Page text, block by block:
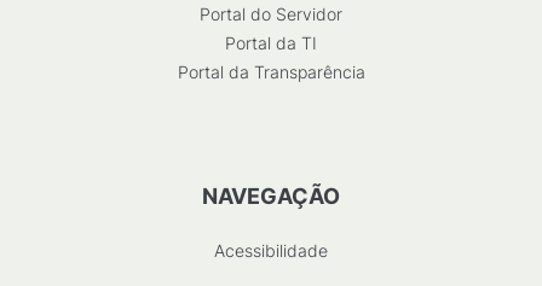
Portal do Servidor
Portal da TI
Portal da Transparência
NAVEGAÇÃO
Acessibilidade